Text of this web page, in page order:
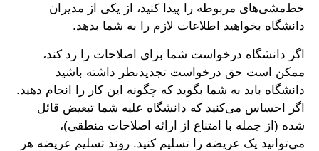
خط‌مشی‌های مربوطه را پیدا کنید، از یکی از مدیران
دانشگاه بخواهید اطلاعات لازم را به شما بدهد.
اگر دانشگاه درخواست شما برای اصلاحات را رد کند،
ممکن است حق درخواست تجدیدنظر داشته باشید
دانشگاه باید به شما بگوید که چگونه این کار را انجام دهید.
اگر احساس می‌کنید که دانشگاه علیه شما تبعیض قائل
شده (از جمله با امتناع از ارائه اصلاحات منطقی)،
می‌توانید یک عریضه را تسلیم کنید. روند تسلیم عریضه هر